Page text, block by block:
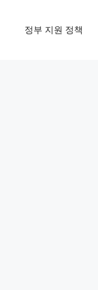
정부 지원 정책